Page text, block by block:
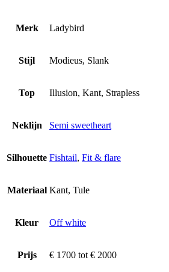
Merk Ladybird
Stijl Modieus, Slank
Top Illusion, Kant, Strapless
Neklijn Semi sweetheart
Silhouette Fishtail, Fit & flare
Materiaal Kant, Tule
Kleur Off white
Prijs € 1700 tot € 2000